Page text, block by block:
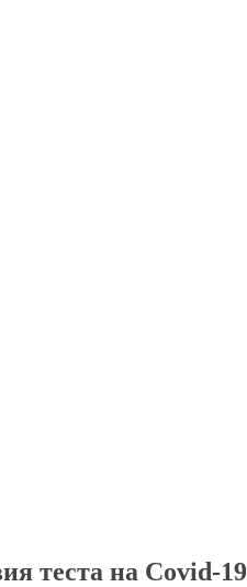
теста на Covid-19